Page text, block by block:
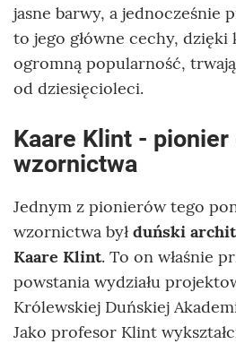
jasne barwy, a jednocześnie
to jego główne cechy, dzięki
ogromną popularność,
od dziesięcioleci.
Kaare Klint -
wzornictwa
Jednym z pionierów tego
wzornictwa był duński
Kaare Klint. To on właśnie
powstania wydziału
Królewskiej Duńskiej
Jako profesor Klint